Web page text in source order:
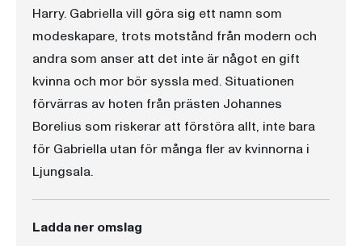
Harry. Gabriella vill göra sig ett namn som
modeskapare, trots motstånd från modern och
andra som anser att det inte är något en gift
kvinna och mor bör syssla med. Situationen
förvärras av hoten från prästen Johannes
Borelius som riskerar att förstöra allt, inte bara
för Gabriella utan för många fler av kvinnorna i
Ljungsala.
Ladda ner omslag